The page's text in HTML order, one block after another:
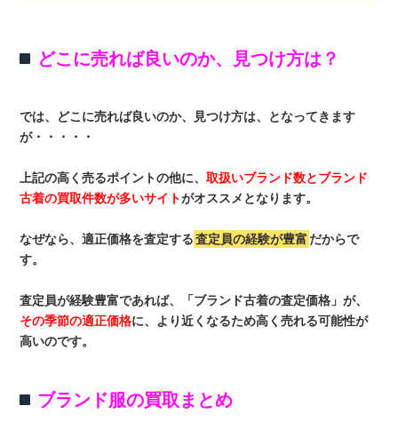
どこに売れば良いのか、見つけ方は？
では、どこに売れば良いのか、見つけ方は、となってきます
が・・・・・
上記の高く売るポイントの他に、取扱いブランド数とブランド
古着の買取件数が多いサイトがオススメとなります。
なぜなら、適正価格を査定する 査定員の経験が豊富 だからで
す。
査定員が経験豊富であれば、「ブランド古着の査定価格」が、
その季節の適正価格に、より近くなるため高く売れる可能性が
高いのです。
ブランド服の買取まとめ